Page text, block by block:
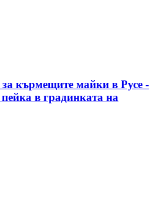
кърмещите майки в Русе -
в градинката на